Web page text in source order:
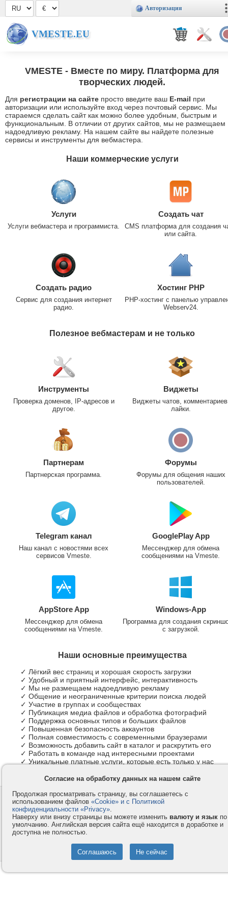
Авторизация
VMESTE.EU
VMESTE - Вместе по миру. Платформа для
творческих людей.
Для регистрации на сайте просто введите ваш E-mail при
авторизации или используйте вход через почтовый сервис. Мы
стараемся сделать сайт как можно более удобным, быстрым и
функциональным. В отличии от других сайтов, мы не размещаем
надоедливую рекламу. На нашем сайте вы найдете полезные
сервисы и инструменты для вебмастера.
Наши коммерческие услуги
Услуги
Услуги вебмастера и программиста.
Создать чат
CMS платформа для создания
или сайта.
Создать радио
Сервис для создания интернет
радио.
Хостинг PHP
PHP-хостинг с панелью
Webserv24.
Полезное вебмастерам и не только
Инструменты
Проверка доменов, IP-адресов и
другое.
Виджеты
Виджеты чатов,
лайки.
Партнерам
Партнерская программа.
Форумы
Форумы для общения наших
пользователей.
Telegram канал
Наш канал с новостями всех
сервисов Vmeste.
GooglePlay App
Мессенджер для обмена
сообщениями на Vmeste.
AppStore App
Мессенджер для обмена
сообщениями на Vmeste.
Windows-App
Программа для создания
с загрузкой.
Наши основные преимущества
✓ Лёгкий вес страниц и хорошая скорость загрузки
✓ Удобный и приятный интерфейс, интерактивность
✓ Мы не размещаем надоедливую рекламу
✓ Общение и неограниченные критерии поиска людей
✓ Участие в группах и сообществах
✓ Публикация медиа файлов и обработка фотографий
✓ Поддержка основных типов и больших файлов
✓ Повышенная безопасность аккаунтов
✓ Полная совместимость с современными браузерами
✓ Возможность добавить сайт в каталог и раскрутить его
✓ Работать в команде над интересными проектами
✓ Уникальные платные услуги, которые есть только у нас
Контакты
Компания
Privacy и Cookie
Услуги
Как оплатить
Помощь
© 2008-2026
- Все права защищены.
Согласие на обработку данных на нашем сайте
Продолжая просматривать страницу, вы соглашаетесь с
использованием файлов «Cookie» и с Политикой
конфиденциальности «Privacy».
Наверху или внизу страницы вы можете изменить валюту и язык по
умолчанию. Английская версия сайта ещё находится в доработке и
доступна не полностью.